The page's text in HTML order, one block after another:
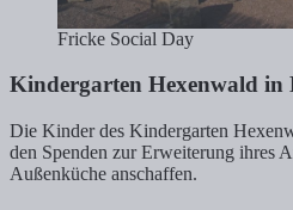
Fricke Social Day
Kindergarten Hexenwald in
Die Kinder des Kindergarten
den Spenden zur Erweiterung ihres
Außenküche anschaffen.